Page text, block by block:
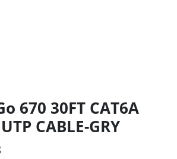
670 30FT CAT6A
CABLE-GRY
Current